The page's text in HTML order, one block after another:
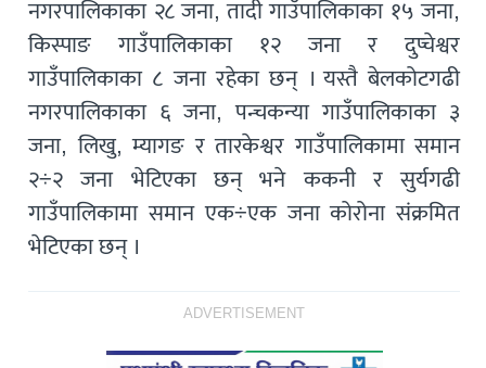
नगरपालिकाका २८ जना, तादी गाउँपालिकाका १५ जना,
किस्पाङ गाउँपालिकाका १२ जना र दुप्चेश्वर
गाउँपालिकाका ८ जना रहेका छन् । यस्तै बेलकोटगढी
नगरपालिकाका ६ जना, पन्चकन्या गाउँपालिकाका ३
जना, लिखु, म्यागङ र तारकेश्वर गाउँपालिकामा समान
२÷२ जना भेटिएका छन् भने ककनी र सुर्यगढी
गाउँपालिकामा समान एक÷एक जना कोरोना संक्रमित
भेटिएका छन् ।
ADVERTISEMENT